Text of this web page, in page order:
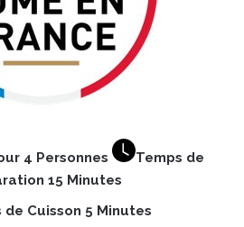
4 Personnes
Temps de
15 Minutes
de Cuisson 5 Minutes